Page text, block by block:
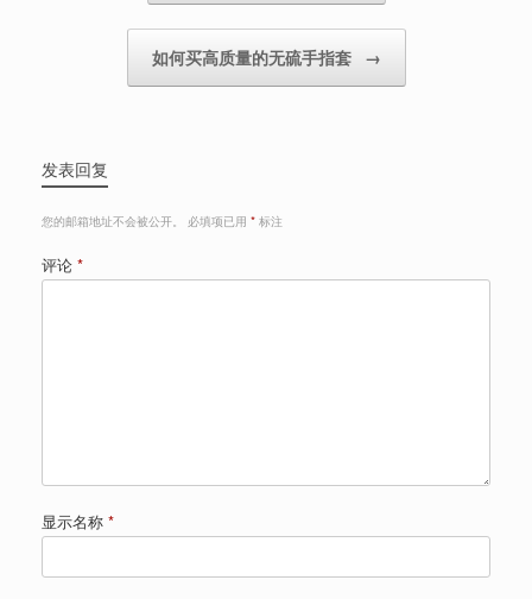
如何买高质量的无硫手指套 →
发表回复
您的邮箱地址不会被公开。 必填项已用 * 标注
评论 *
显示名称 *